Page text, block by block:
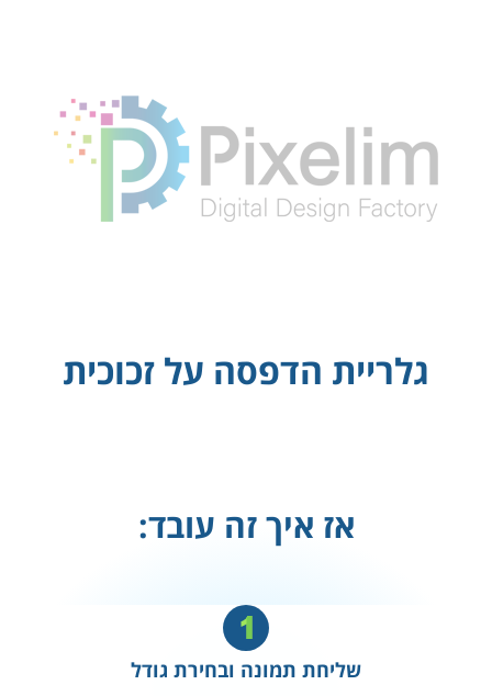
גלריית הדפסה על זכוכית
אז איך זה עובד:
שליחת תמונה ובחירת גודל